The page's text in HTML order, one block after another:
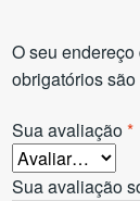
O seu
obrigatórios
Sua avaliação*
Sua avaliação